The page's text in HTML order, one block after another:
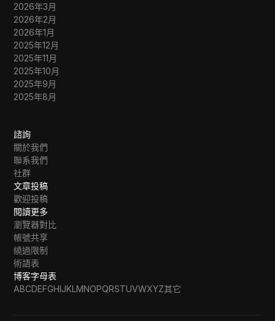
2026年3月
2026年2月
2026年1月
2025年12月
2025年11月
2025年10月
2025年9月
2025年8月
諮詢
關於我們
聯系我們
社群
文章投稿
歡迎投稿
閱讀更多
瀏覽器對比
帳號共享
繞過限制
術語表
博客字母表
ABCDEFGHIJKLMNOPQRSTUVWXYZ其它